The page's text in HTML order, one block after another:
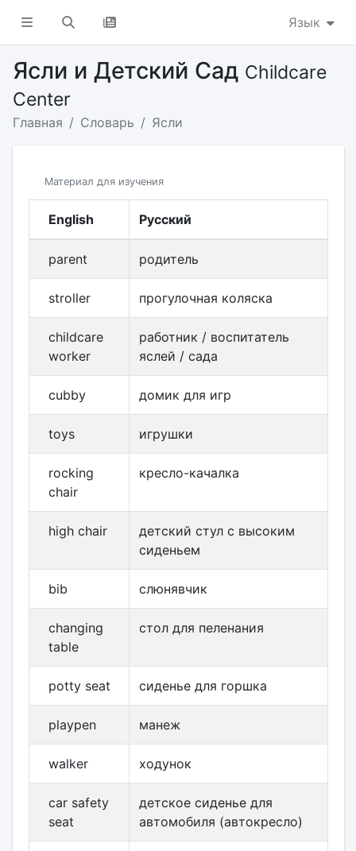
Язык
Ясли и Детский Сад Childcare
Center
Главная Словарь Ясли
Материал для изучения
English Русский
parent родитель
stroller прогулочная коляска
childcare
worker
работник / воспитатель
яслей / сада
cubby домик для игр
toys игрушки
rocking
chair
кресло-качалка
high chair
детский стул с высоким
сиденьем
bib слюнявчик
changing
table
стол для пеленания
potty seat сиденье для горшка
playpen манеж
walker ходунок
car safety
seat
детское сиденье для
автомобиля (автокресло)